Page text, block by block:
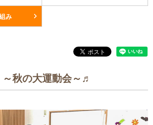
み
秋の大運動会～♬